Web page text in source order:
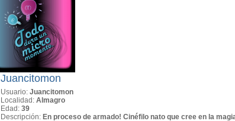
Juancitomon
Usuario: Juancitomon
Localidad: Almagro
Edad: 39
Descripción: En proceso de armado! Cinéfilo nato que cree en la